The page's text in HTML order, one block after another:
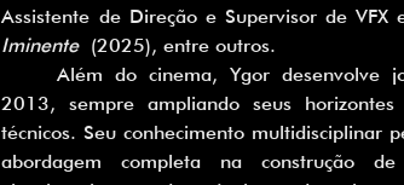
Assistente de Direção e Supervisor de VFX
Iminente (2025), entre outros.
2013, sempre ampliando seus
técnicos. Seu conhecimento multidisciplinar
abordagem completa na construção de